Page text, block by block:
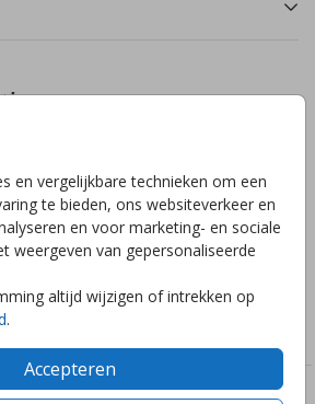
en vergelijkbare technieken om een
te bieden, ons websiteverkeer en
en voor marketing- en sociale
weergeven van gepersonaliseerde
altijd wijzigen of intrekken op
.
Accepteren
geboortekaartje met maan en
met een kalkpapier voorkant.
berichtje en ik help je graag!